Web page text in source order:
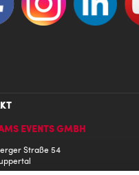
EVENTS GMBH
Straße 54